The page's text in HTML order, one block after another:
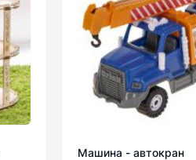
Машина - автокран